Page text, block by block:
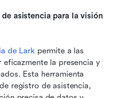
asistencia para la visión
de Lark permite a las
eficazmente la presencia y
Esta herramienta
registro de asistencia,